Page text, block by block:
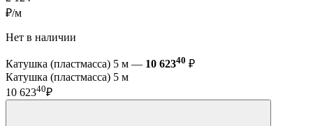
₽/м
Нет в наличии
Катушка (пластмасса) 5 м — 10 62340 ₽
Катушка (пластмасса) 5 м
10 62340₽